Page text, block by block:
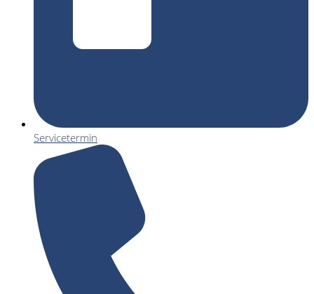
Servicetermin